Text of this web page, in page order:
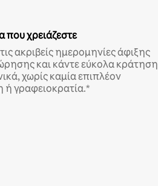
που χρειάζεστε
ακριβείς ημερομηνίες άφιξης
και κάντε εύκολα κράτηση
χωρίς καμία επιπλέον
ή γραφειοκρατία.*